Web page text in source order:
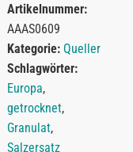
Artikelnummer:
AAAS0609
Kategorie: Queller
Schlagwörter:
Europa,
getrocknet,
Granulat,
Salzersatz